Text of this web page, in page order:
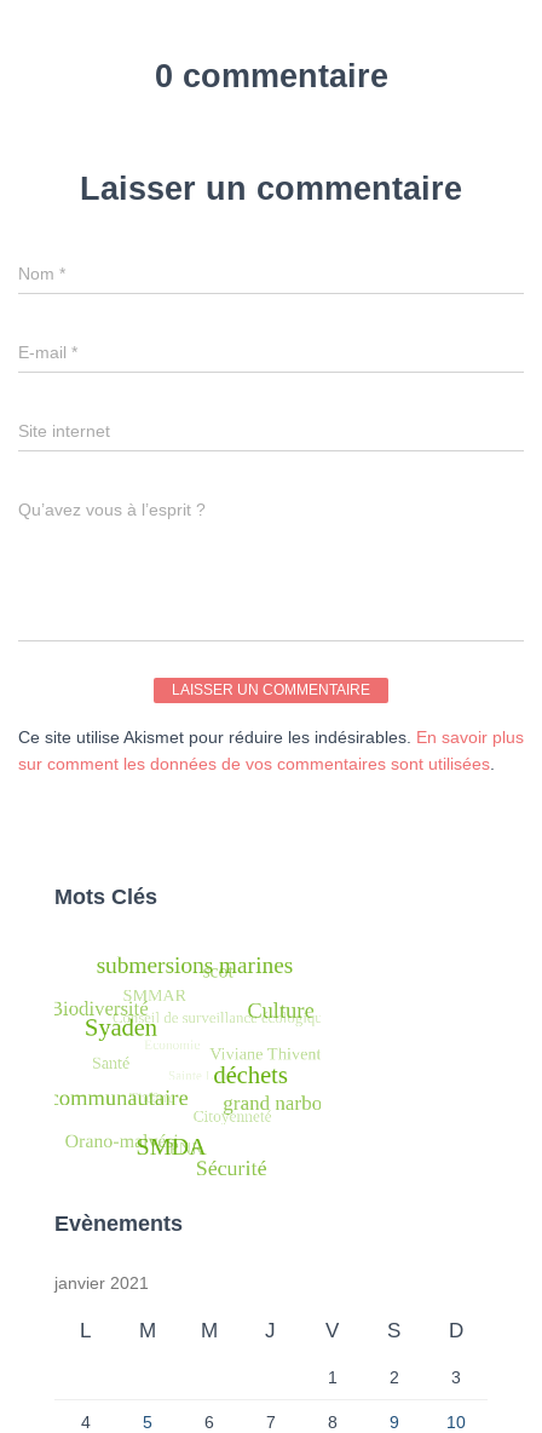
0 commentaire
Laisser un commentaire
Nom *
E-mail *
Site internet
Qu’avez vous à l’esprit ?
Ce site utilise Akismet pour réduire les indésirables. En savoir plus
sur comment les données de vos commentaires sont utilisées
Mots Clés
Evènements
janvier 2021
L M M J V S D
1 2 3
4 5 6 7 8 9 10